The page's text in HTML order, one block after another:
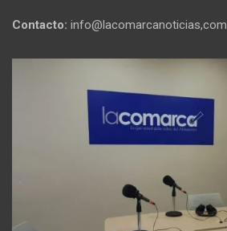
Contacto: info@lacomarcanoticias,com